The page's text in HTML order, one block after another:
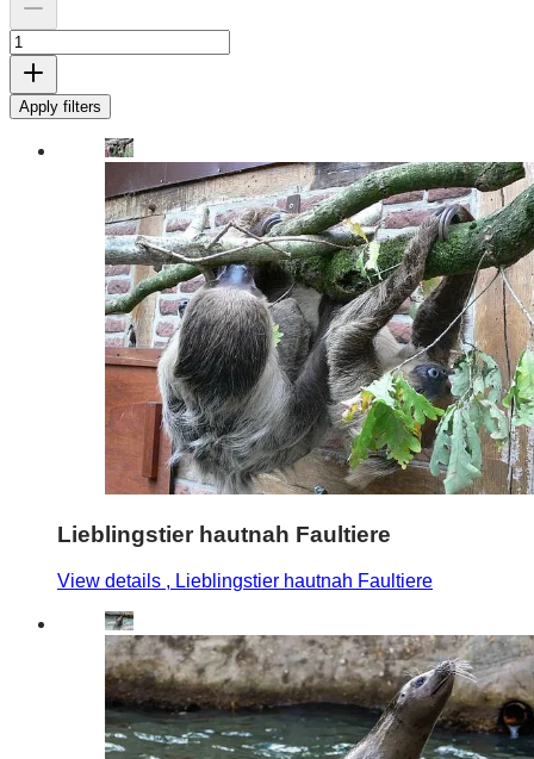
Apply filters
Lieblingstier hautnah Faultiere
View details , Lieblingstier hautnah Faultiere